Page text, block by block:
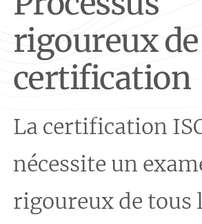
rigoureux de
certification
La certification
nécessite un
rigoureux de tous